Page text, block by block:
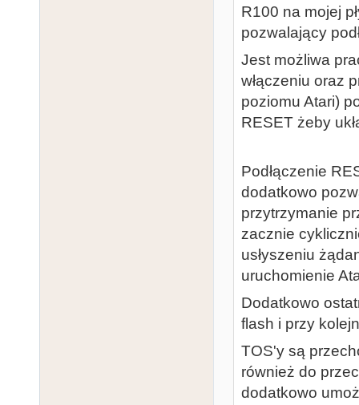
R100 na mojej
pozwalający
Jest możliwa
włączeniu oraz
poziomu Atari)
RESET żeby
Podłączenie
dodatkowo
przytrzymanie
zacznie
usłyszeniu
uruchomienie
Dodatkowo
flash i przy
TOS'y są
również do
dodatkowo